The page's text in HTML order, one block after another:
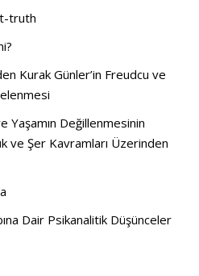
truth
Kurak Günler’in Freudcu ve
Yaşamın Değillenmesinin
ve Şer Kavramları Üzerinden
Dair Psikanalitik Düşünceler